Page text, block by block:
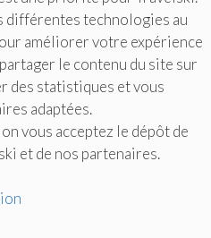
différentes technologies au
améliorer votre expérience
le contenu du site sur
des statistiques et vous
adaptées.
vous acceptez le dépôt de
et de nos partenaires.